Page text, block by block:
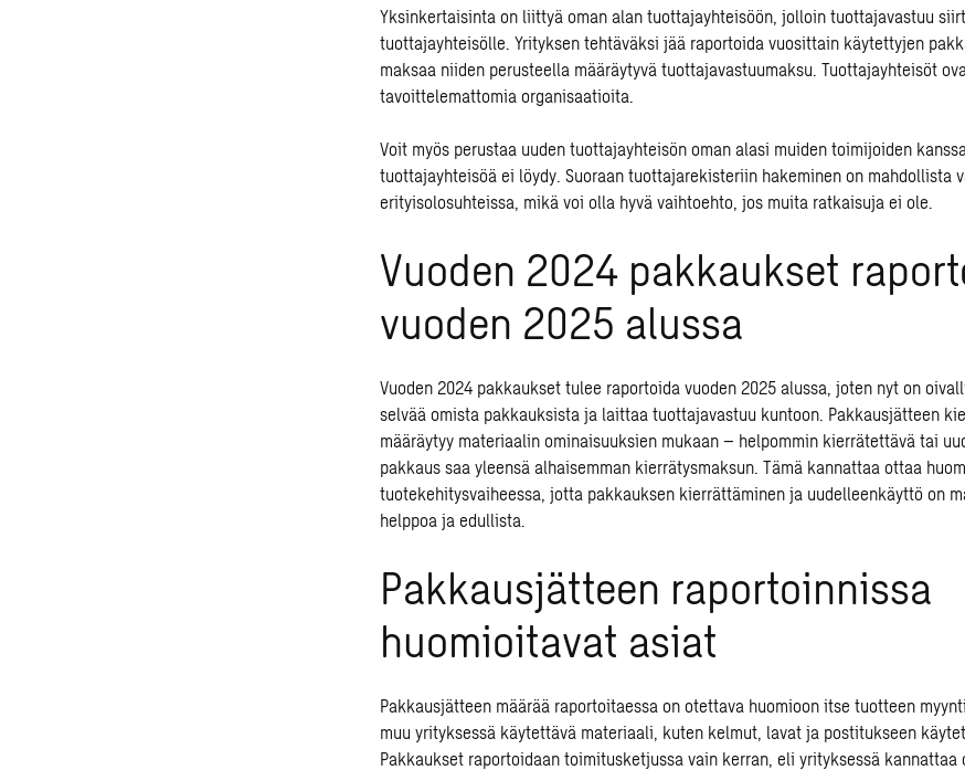
Yksinkertaisinta on liittyä oman alan tuottajayhteisöön, jolloin tuottajavastuu
tuottajayhteisölle. Yrityksen tehtäväksi jää raportoida vuosittain käytettyjen
maksaa niiden perusteella määräytyvä tuottajavastuumaksu. Tuottajayhteisöt
tavoittelemattomia organisaatioita.
Voit myös perustaa uuden tuottajayhteisön oman alasi muiden toimijoiden
tuottajayhteisöä ei löydy. Suoraan tuottajarekisteriin hakeminen on mahdollista
erityisolosuhteissa, mikä voi olla hyvä vaihtoehto, jos muita ratkaisuja ei ole.
Vuoden 2024 pakkaukset
vuoden 2025 alussa
Vuoden 2024 pakkaukset tulee raportoida vuoden 2025 alussa, joten nyt on
selvää omista pakkauksista ja laittaa tuottajavastuu kuntoon. Pakkausjätteen
määräytyy materiaalin ominaisuuksien mukaan – helpommin kierrätettävä tai
pakkaus saa yleensä alhaisemman kierrätysmaksun. Tämä kannattaa ottaa
tuotekehitysvaiheessa, jotta pakkauksen kierrättäminen ja uudelleenkäyttö on
helppoa ja edullista.
Pakkausjätteen raportoinnissa
huomioitavat asiat
Pakkausjätteen määrää raportoitaessa on otettava huomioon itse tuotteen
muu yrityksessä käytettävä materiaali, kuten kelmut, lavat ja postitukseen
Pakkaukset raportoidaan toimitusketjussa vain kerran, eli yrityksessä kannattaa